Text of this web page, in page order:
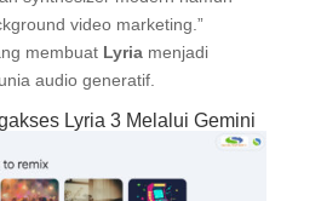
video marketing.”
membuat Lyriamenjadi
audio generatif.
Lyria 3 Melalui Gemini